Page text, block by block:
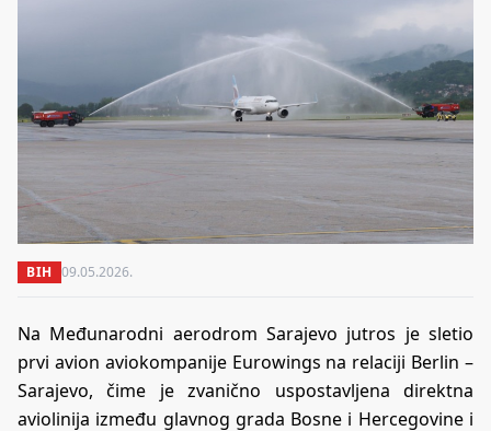
BIH 09.05.2026.
Na Međunarodni aerodrom Sarajevo jutros je sletio
prvi avion aviokompanije Eurowings na relaciji Berlin –
Sarajevo, čime je zvanično uspostavljena direktna
aviolinija između glavnog grada Bosne i Hercegovine i